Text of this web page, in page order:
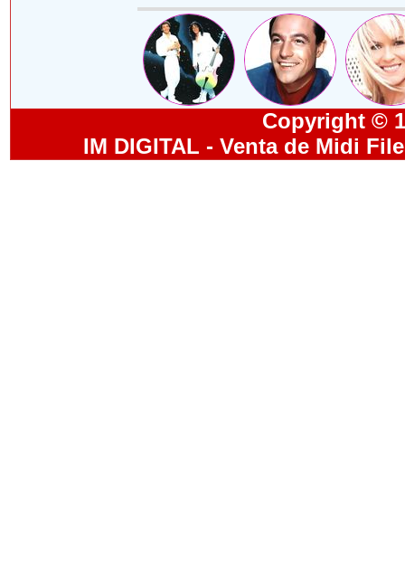
Copyright ©
IM DIGITAL - Venta de Midi